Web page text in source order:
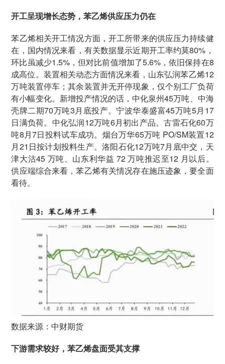
开工呈现增长态势，苯乙烯供应压力仍在
苯乙烯相关开工情况方面，开工所带来的供应压力持续健
在，国内情况来看，有关数据显示近期开工率约莫80%，
环比虽减少1.5%，但对比前值增加了5.6%，依旧保持在8
成高位。装置相关动态方面情况来看，山东弘润苯乙烯12
万吨装置停车；其余装置并无开停现象，仅个别工厂负荷
有小幅变化。新增投产情况的话，中化泉州45万吨、中海
壳牌二期70万吨3月底投产。宁波华泰盛富45万吨5月17
日满负荷。中化弘润12万吨6月初出产品。古雷石化60万
吨8月7日投料试车成功。烟台万华65万吨 PO/SM装置12
月21日按计划投料生产。洛阳石化12万吨7月底中交，天
津大沽45 万吨、山东利华益 72 万吨推迟至12 月以后。
供应端综合来看，苯乙烯有关情况存在施压迹象，要全面
看待。
数据来源：中财期货
下游需求较好，苯乙烯盘面受其支撑